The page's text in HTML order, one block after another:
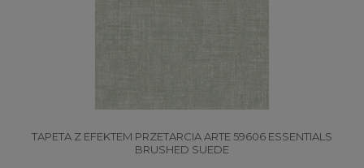
TAPETA Z EFEKTEM PRZETARCIA ARTE 59606 ESSENTIALS
BRUSHED SUEDE